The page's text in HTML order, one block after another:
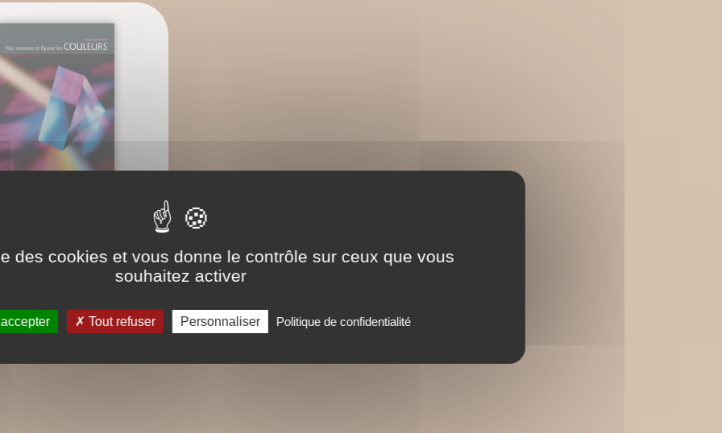
couleurs
Roger Lamouline
des cookies et vous donne le contrôle sur ceux que vous
souhaitez activer
Tout refuser Personnaliser Politique de confidentialité